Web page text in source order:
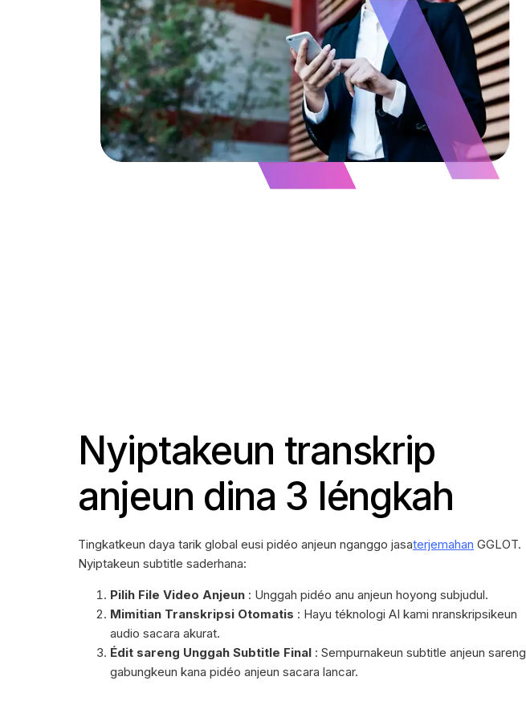
Nyiptakeun transkrip
anjeun dina 3 léngkah
Tingkatkeun daya tarik global eusi pidéo anjeun nganggo jasaterjemahan GGLOT.
Nyiptakeun subtitle saderhana:
Pilih File Video Anjeun : Unggah pidéo anu anjeun hoyong subjudul.
Mimitian Transkripsi Otomatis : Hayu téknologi AI kami nranskripsikeun
audio sacara akurat.
Édit sareng Unggah Subtitle Final : Sempurnakeun subtitle anjeun sareng
gabungkeun kana pidéo anjeun sacara lancar.